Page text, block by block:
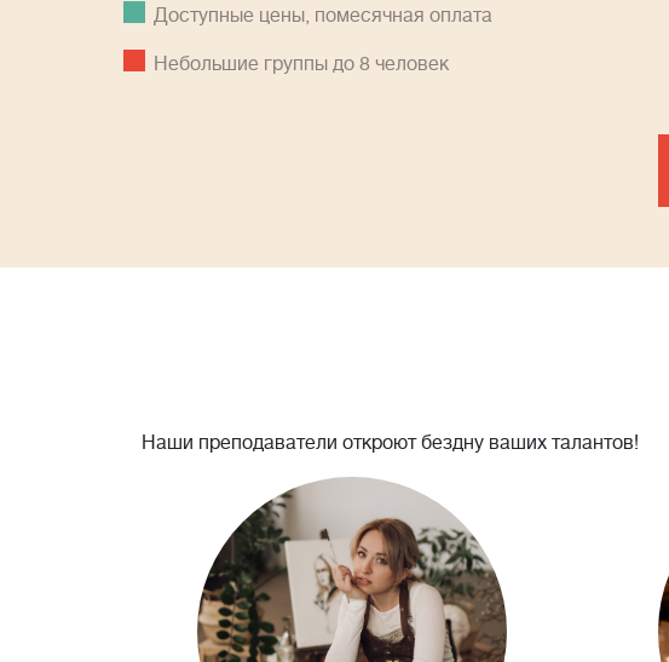
Доступные цены, помесячная оплатa
Небольшие группы до 8 человек
Наши преподаватели откроют бездну ваших талантов!